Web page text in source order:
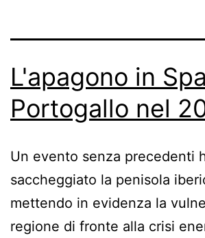
L'apagono in
Portogallo nel
Un evento senza precedenti
saccheggiato la penisola
mettendo in evidenza la
regione di fronte alla crisi